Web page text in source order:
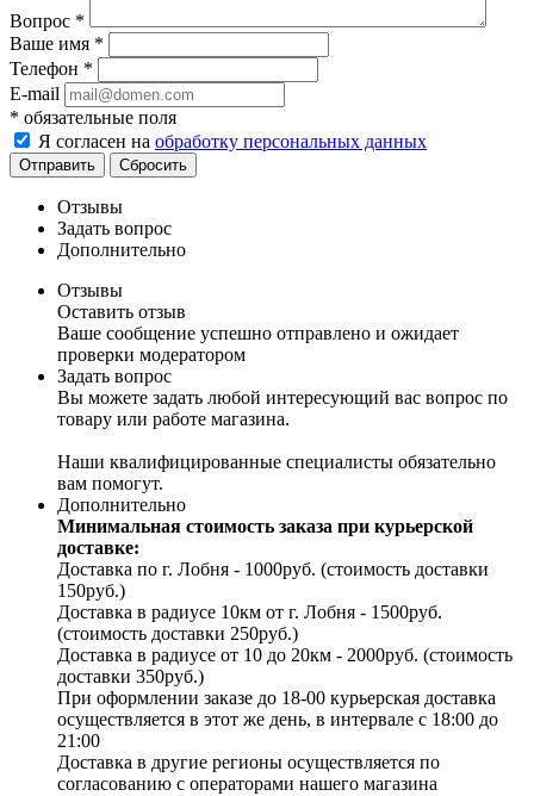
Вопрос *
Ваше имя *
Телефон *
E-mail
* обязательные поля
Я согласен на обработку персональных данных
Отправить Сбросить
Отзывы
Задать вопрос
Дополнительно
Отзывы
Оставить отзыв
Ваше сообщение успешно отправлено и ожидает
проверки модератором
Задать вопрос
Вы можете задать любой интересующий вас вопрос по
товару или работе магазина.
Наши квалифицированные специалисты обязательно
вам помогут.
Дополнительно
Минимальная стоимость заказа при курьерской
доставке:
Доставка по г. Лобня - 1000руб. (стоимость доставки
150руб.)
Доставка в радиусе 10км от г. Лобня - 1500руб.
(стоимость доставки 250руб.)
Доставка в радиусе от 10 до 20км - 2000руб. (стоимость
доставки 350руб.)
При оформлении заказе до 18-00 курьерская доставка
осуществляется в этот же день, в интервале с 18:00 до
21:00
Доставка в другие регионы осуществляется по
согласованию с операторами нашего магазина